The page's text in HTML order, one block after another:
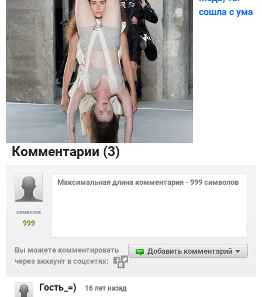
сошла с ума
Комментарии (3)
символов
999
Добавить комментарий
Вы можете комментировать
через аккаунт в соцсетях:
Гость_=) 16 лет назад